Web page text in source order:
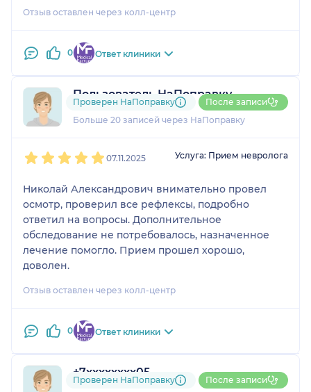
состояния, он оперативно отвечал, для меня это
процессе, и в целом чувствую, что нахожусь под
контролем специалиста. Приемом и работой
Отзыв оставлен через колл-центр
0 Ответ клиники
Пользователь НаПоправку
2 отзыва
Больше 20 записей через НаПоправку
Проверен НаПоправку После записи
07.11.2025 Услуга: Прием невролога
Николай Александрович внимательно провел
осмотр, проверил все рефлексы, подробно
ответил на вопросы. Дополнительное
обследование не потребовалось, назначенное
лечение помогло. Прием прошел хорошо,
доволен.
Отзыв оставлен через колл-центр
0 Ответ клиники
+7xxxxxxxx05
2 отзыва
Проверен НаПоправку После записи